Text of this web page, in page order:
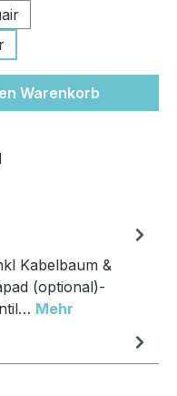
Warenkorb
Kabelbaum &
(optional)-
Mehr